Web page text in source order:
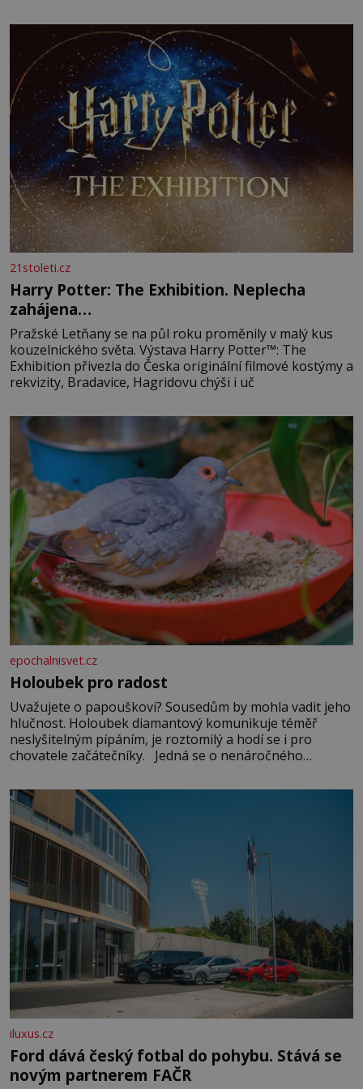
21stoleti.cz
Harry Potter: The Exhibition. Neplecha
zahájena…
Pražské Letňany se na půl roku proměnily v malý kus
kouzelnického světa. Výstava Harry Potter™: The
Exhibition přivezla do Česka originální filmové kostýmy a
rekvizity, Bradavice, Hagridovu chýši i uč
epochalnisvet.cz
Holoubek pro radost
Uvažujete o papouškovi? Sousedům by mohla vadit jeho
hlučnost. Holoubek diamantový komunikuje téměř
neslyšitelným pípáním, je roztomilý a hodí se i pro
chovatele začátečníky. Jedná se o nenáročného
času tráví na zemi, kde sbírá zbytky semínek Jeho
domovinou je prakticky celá Austrálie s výjimkou
pobřežní oblasti.
iluxus.cz
Ford dává český fotbal do pohybu. Stává se
novým partnerem FAČR